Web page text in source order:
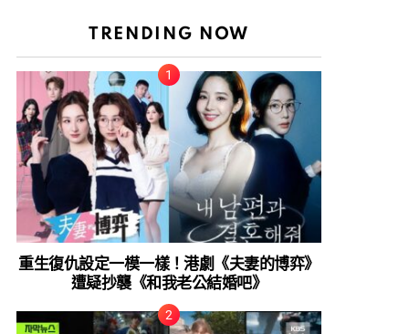
TRENDING NOW
重生復仇設定一模一樣！港劇《夫妻的博弈》
遭疑抄襲《和我老公結婚吧》